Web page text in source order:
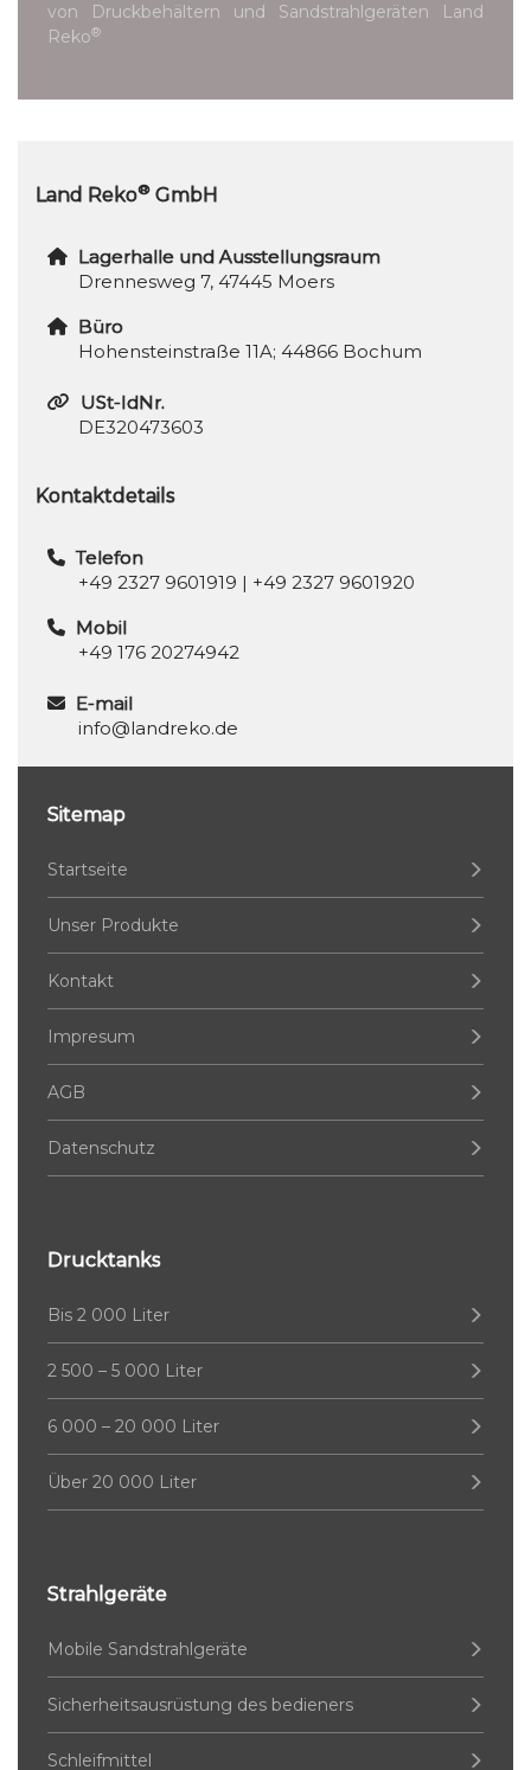
von Druckbehältern und Sandstrahlgeräten Land
Reko®
Land Reko® GmbH
Lagerhalle und Ausstellungsraum
Drennesweg 7, 47445 Moers
Büro
Hohensteinstraße 11A; 44866 Bochum
USt-IdNr.
DE320473603
Kontaktdetails
Telefon
+49 2327 9601919 | +49 2327 9601920
Mobil
+49 176 20274942
E-mail
info@landreko.de
Sitemap
Startseite
Unser Produkte
Kontakt
Impresum
AGB
Datenschutz
Drucktanks
Bis 2 000 Liter
2 500 – 5 000 Liter
6 000 – 20 000 Liter
Über 20 000 Liter
Strahlgeräte
Mobile Sandstrahlgeräte
Sicherheitsausrüstung des bedieners
Schleifmittel